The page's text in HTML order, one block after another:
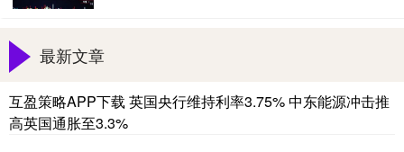
最新文章
互盈策略APP下载 英国央行维持利率3.75% 中东能源冲击推
高英国通胀至3.3%